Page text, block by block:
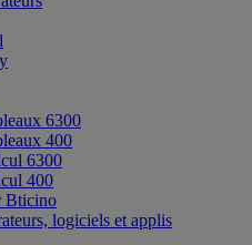
6300
400
6300
400
Bticino
logiciels et applis